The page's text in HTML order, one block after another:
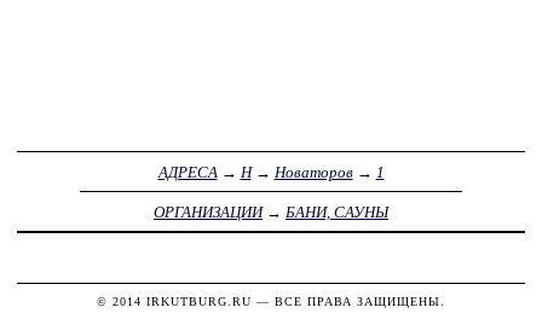
АДРЕСА → Н→ Новаторов→ 1
ОРГАНИЗАЦИИ→ БАНИ, САУНЫ
© 2014 IRKUTBURG.RU — ВСЕ ПРАВА ЗАЩИЩЕНЫ.